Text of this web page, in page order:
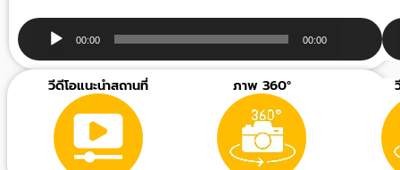
Audio
00:00 00:00
วีดีโอแนะนำสถานที่
ภาพ 360°